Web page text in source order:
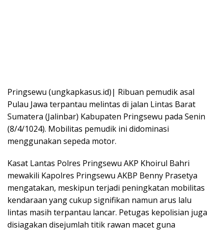
Pringsewu (ungkapkasus.id)| Ribuan pemudik asal
Pulau Jawa terpantau melintas di jalan Lintas Barat
Sumatera (Jalinbar) Kabupaten Pringsewu pada Senin
(8/4/1024). Mobilitas pemudik ini didominasi
menggunakan sepeda motor.
Kasat Lantas Polres Pringsewu AKP Khoirul Bahri
mewakili Kapolres Pringsewu AKBP Benny Prasetya
mengatakan, meskipun terjadi peningkatan mobilitas
kendaraan yang cukup signifikan namun arus lalu
lintas masih terpantau lancar. Petugas kepolisian juga
disiagakan disejumlah titik rawan macet guna